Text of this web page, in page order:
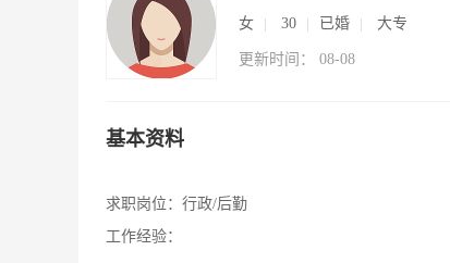
女 30 已婚 大专
更新时间： 08-08
基本资料
求职岗位： 行政/后勤
工作经验：